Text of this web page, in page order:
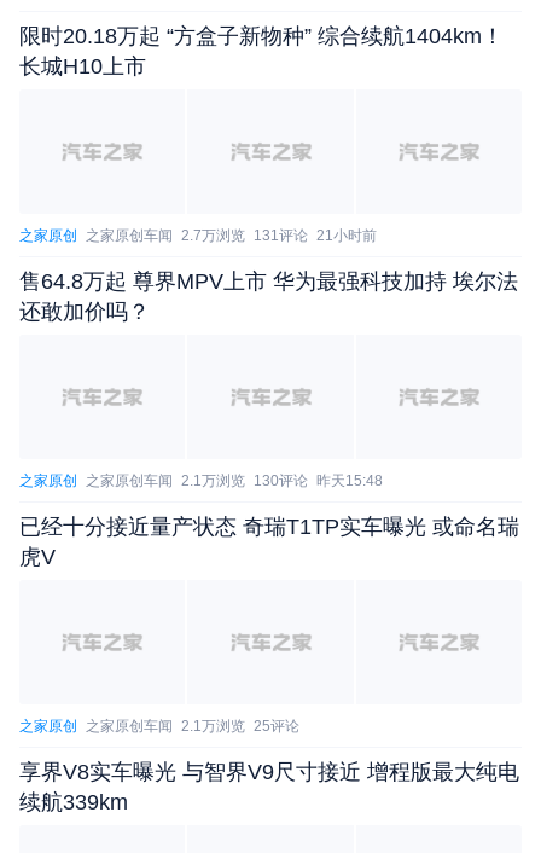
限时20.18万起 “方盒子新物种” 综合续航1404km！
长城H10上市
之家原创 之家原创车闻 2.7万浏览 131评论 21小时前
售64.8万起 尊界MPV上市 华为最强科技加持 埃尔法
还敢加价吗？
之家原创 之家原创车闻 2.1万浏览 130评论 昨天15:48
已经十分接近量产状态 奇瑞T1TP实车曝光 或命名瑞
虎V
之家原创 之家原创车闻 2.1万浏览 25评论
享界V8实车曝光 与智界V9尺寸接近 增程版最大纯电
续航339km